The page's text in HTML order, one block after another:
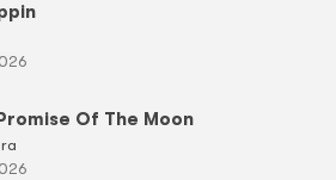
Of The Moon